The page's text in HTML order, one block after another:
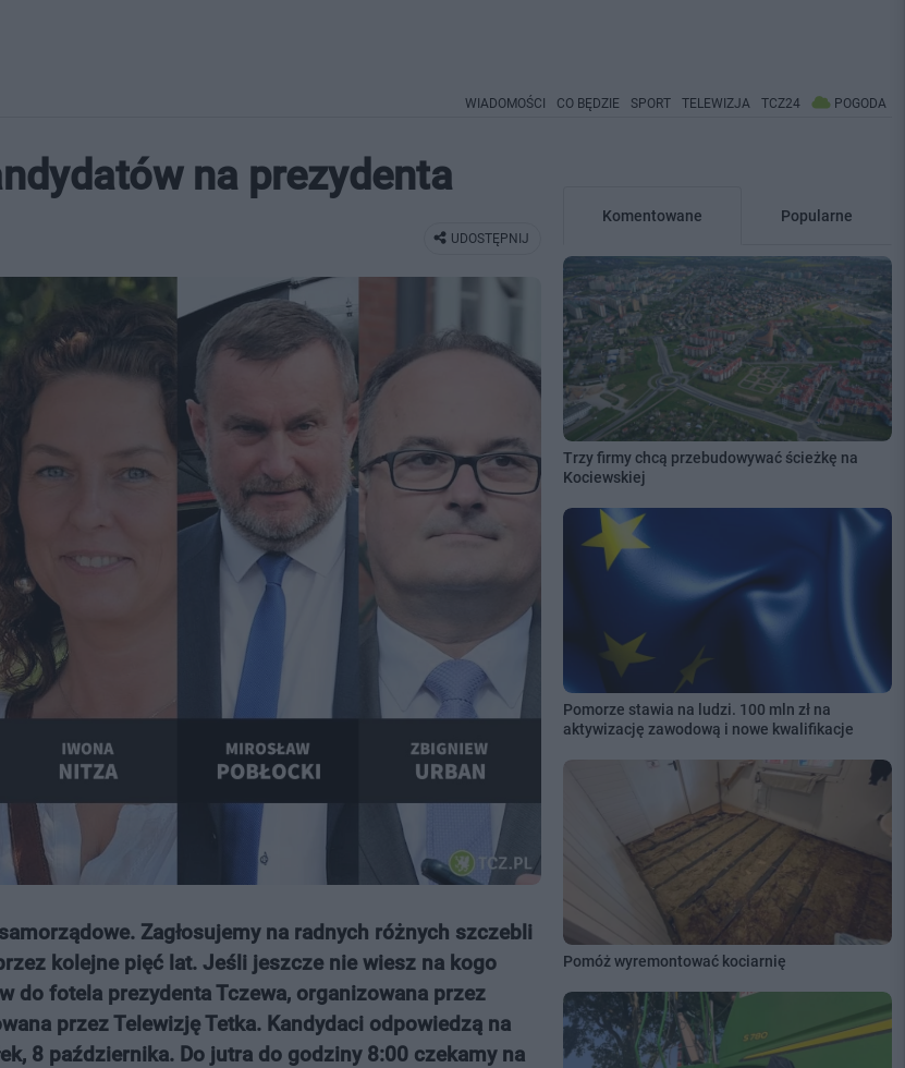
WIADOMOŚCI CO BĘDZIE SPORT TELEWIZJA TCZ24 POGODA
na prezydenta
UDOSTĘPNIJ
Zagłosujemy na radnych różnych szczebli
kolejne pięć lat. Jeśli jeszcze nie wiesz na kogo
do fotela prezydenta Tczewa, organizowana przez
przez Telewizję Tetka. Kandydaci odpowiedzą na
8 października. Do jutra do godziny 8:00 czekamy na
Komentowane Popularne
Trzy firmy chcą przebudowywać ścieżkę na
Kociewskiej
Pomorze stawia na ludzi. 100 mln zł na
aktywizację zawodową i nowe kwalifikacje
Pomóż wyremontować kociarnię